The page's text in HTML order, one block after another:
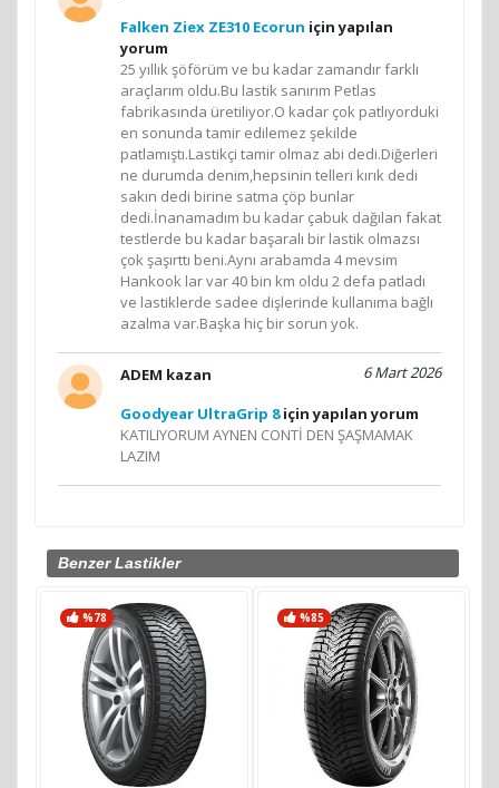
Falken Ziex ZE310 Ecorun için yapılan
yorum
25 yıllık şöförüm ve bu kadar zamandır farklı
araçlarım oldu.Bu lastik sanırım Petlas
fabrikasında üretiliyor.O kadar çok patlıyorduki
en sonunda tamir edilemez şekilde
patlamıştı.Lastikçi tamir olmaz abi dedi.Diğerleri
ne durumda denim,hepsinin telleri kırık dedi
sakın dedi birine satma çöp bunlar
dedi.İnanamadım bu kadar çabuk dağılan fakat
testlerde bu kadar başaralı bir lastik olmazsı
çok şaşırttı beni.Aynı arabamda 4 mevsim
Hankook lar var 40 bin km oldu 2 defa patladı
ve lastiklerde sadee dişlerinde kullanıma bağlı
azalma var.Başka hiç bir sorun yok.
6 Mart 2026
ADEM kazan
Goodyear UltraGrip 8için yapılan yorum
KATILIYORUM AYNEN CONTİ DEN ŞAŞMAMAK
LAZIM
Benzer Lastikler
%78 %85